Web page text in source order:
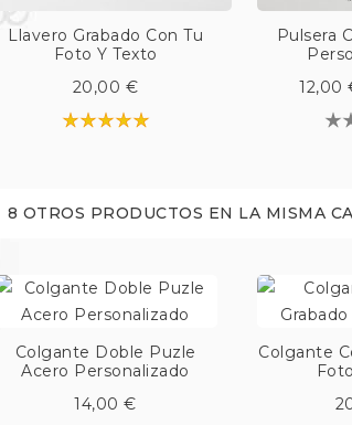
Llavero Grabado Con Tu
Foto Y Texto
20,00 €
Pulsera
12,00
8 OTROS PRODUCTOS EN LA MISMA
Colgante Doble Puzle
Acero Personalizado
14,00 €
Colgante